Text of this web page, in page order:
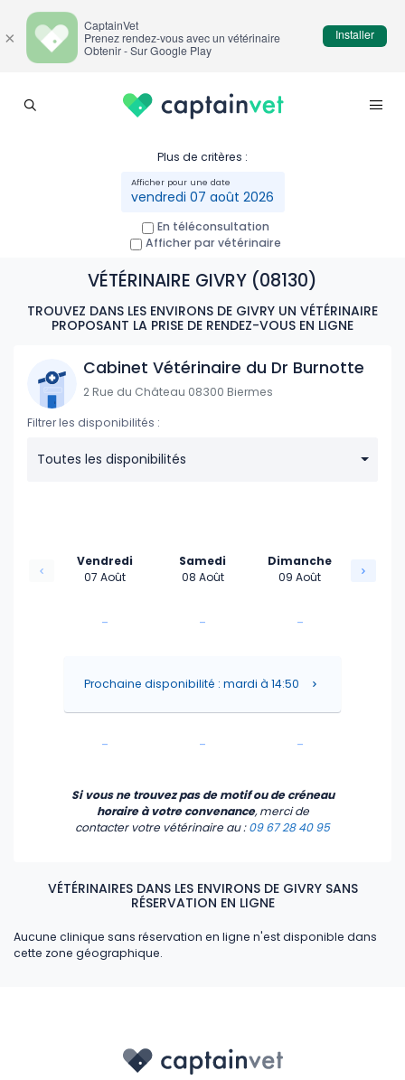
Plus de critères :
vendredi 07 août 2026
En téléconsultation
Afficher par vétérinaire
VÉTÉRINAIRE GIVRY (08130)
TROUVEZ DANS LES ENVIRONS DE GIVRY UN VÉTÉRINAIRE
PROPOSANT LA PRISE DE RENDEZ-VOUS EN LIGNE
Cabinet Vétérinaire du Dr Burnotte
2 Rue du Château 08300 Biermes
Filtrer les disponibilités :
Toutes les disponibilités
Vendredi
07 Août
-
-
Samedi
08 Août
-
-
Dimanche
09 Août
-
-
Prochaine disponibilité : mardi à 14:50
Si vous ne trouvez pas de motif ou de créneau
horaire à votre convenance, merci de
contacter votre vétérinaire au :09 67 28 40 95
VÉTÉRINAIRES DANS LES ENVIRONS DE GIVRY SANS
RÉSERVATION EN LIGNE
Aucune clinique sans réservation en ligne n'est disponible dans
cette zone géographique.
×
CaptainVet
Prenez rendez-vous avec un vétérinaire
Obtenir - Sur Google Play
Installer